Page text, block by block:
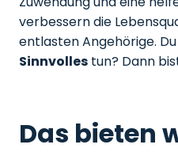
verbessern die
entlasten Angehörige.
Sinnvolles tun? Dann
Das bieten